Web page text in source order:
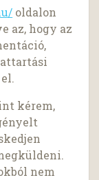
oldalon
az, hogy az
kérem,
nem